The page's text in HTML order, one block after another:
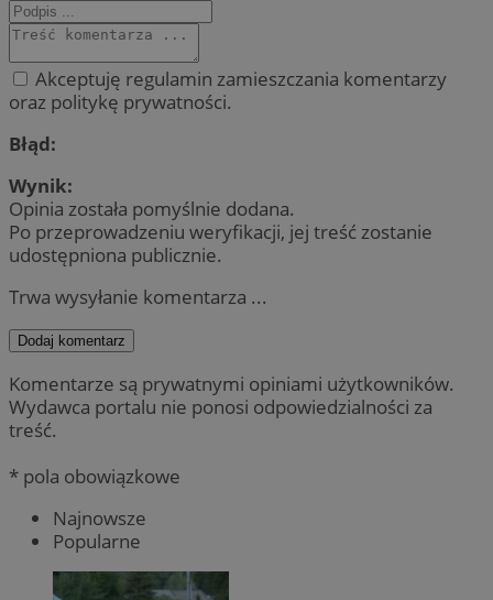
Akceptuję regulamin zamieszczania komentarzy
oraz politykę prywatności.
Błąd:
Wynik:
Opinia została pomyślnie dodana.
Po przeprowadzeniu weryfikacji, jej treść zostanie
udostępniona publicznie.
Trwa wysyłanie komentarza ...
Dodaj komentarz
Komentarze są prywatnymi opiniami użytkowników.
Wydawca portalu nie ponosi odpowiedzialności za
treść.
* pola obowiązkowe
Najnowsze
Popularne